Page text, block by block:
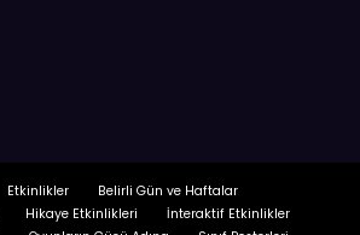
Etkinlikler
Belirli Gün ve Haftalar
Hikaye Etkinlikleri
İnteraktif Etkinlikler